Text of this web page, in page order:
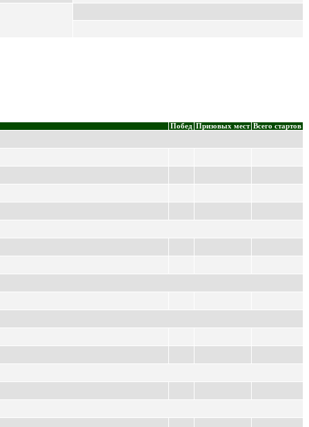
Побед Призовых мест Всего стартов